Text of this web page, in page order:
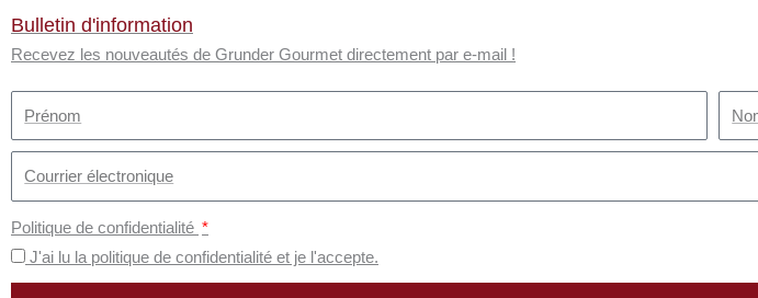
Bulletin d'information
Recevez les nouveautés de Grunder Gourmet directement par e-mail !
Politique de confidentialité
J'ai lu la politique de confidentialité et je l'accepte.